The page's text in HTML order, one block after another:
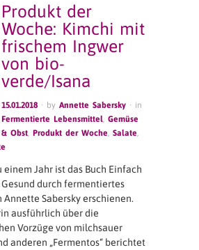
Produkt der
Woche: Kimchi mit
frischem Ingwer
von bio-
verde/Isana
15.01.2018 · byAnnette Sabersky · in
Fermentierte Lebensmittel ,Gemüse
& Obst ,Produkt der Woche ,Salate
einem Jahr ist das Buch Einfach
durch fermentiertes
Annette Sabersky erschienen.
ausführlich über die
Vorzüge von milchsauer
anderen „Fermentos“ berichtet